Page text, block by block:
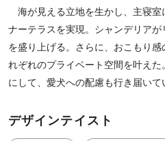
海が見える立地を生かし、主寝室
ナーテラスを実現。シャンデリア
を盛り上げる。さらに、おこもり
れぞれのプライベート空間を叶え
にして、愛犬への配慮も行き届いて
デザインテイスト